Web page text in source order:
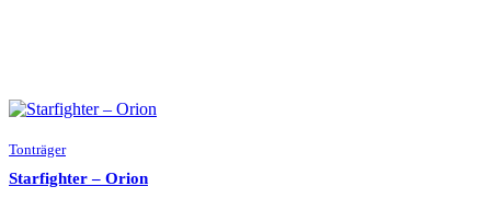
Tonträger
Starfighter – Orion